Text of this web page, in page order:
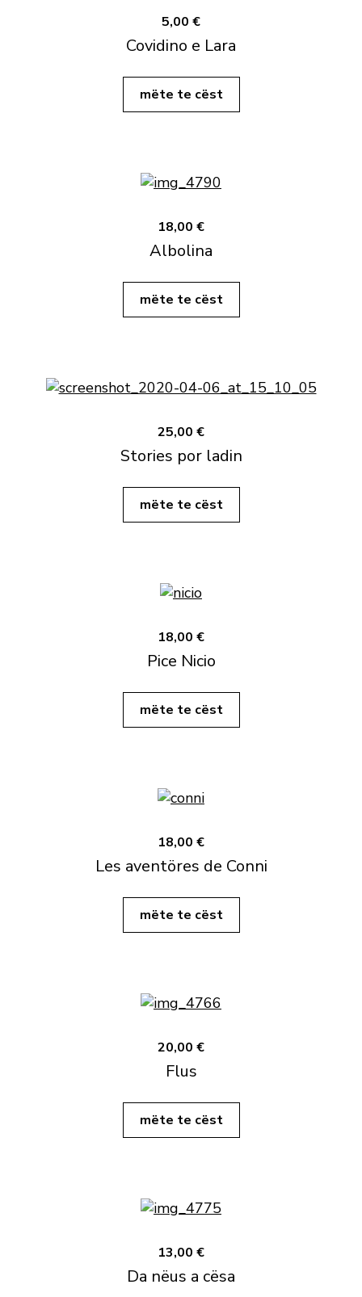
5,00 €
Covidino e Lara
mëte te cëst
18,00 €
Albolina
mëte te cëst
25,00 €
Stories por ladin
mëte te cëst
18,00 €
Pice Nicio
mëte te cëst
18,00 €
Les aventöres de Conni
mëte te cëst
20,00 €
Flus
mëte te cëst
13,00 €
Da nëus a cësa